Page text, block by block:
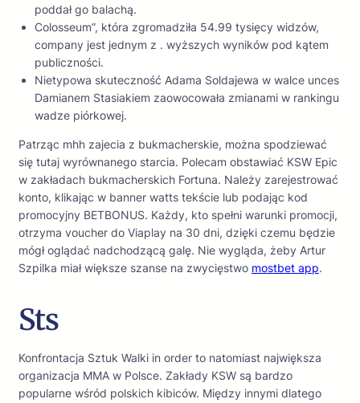
poddał go balachą.
Colosseum”, która zgromadziła 54.99 tysięcy widzów,
company jest jednym z . wyższych wyników pod kątem
publiczności.
Nietypowa skuteczność Adama Soldajewa w walce unces
Damianem Stasiakiem zaowocowała zmianami w rankingu
wadze piórkowej.
Patrząc mhh zajecia z bukmacherskie, można spodziewać
się tutaj wyrównanego starcia. Polecam obstawiać KSW Epic
w zakładach bukmacherskich Fortuna. Należy zarejestrować
konto, klikając w banner watts tekście lub podając kod
promocyjny BETBONUS. Każdy, kto spełni warunki promocji,
otrzyma voucher do Viaplay na 30 dni, dzięki czemu będzie
mógł oglądać nadchodzącą galę. Nie wygląda, żeby Artur
Szpilka miał większe szanse na zwycięstwo mostbet app.
Sts
Konfrontacja Sztuk Walki in order to natomiast największa
organizacja MMA w Polsce. Zakłady KSW są bardzo
popularne wśród polskich kibiców. Między innymi dlatego